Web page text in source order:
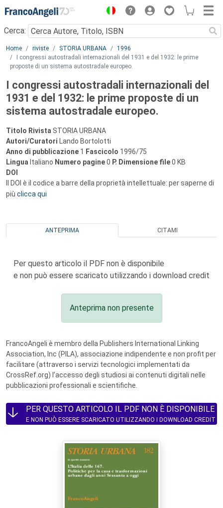
Menu
Cerca:
Main content
Home riviste STORIA URBANA
1996
I congressi autostradali internazionali del 1931 e del 1932: le prime
proposte di un sistema autostradale europeo.
I congressi autostradali internazionali del
1931 e del 1932: le prime proposte di un
sistema autostradale europeo.
Titolo Rivista STORIA URBANA
Autori/Curatori Lando Bortolotti
Anno di pubblicazione 1 Fascicolo 1996/75
Lingua Italiano Numero pagine0 P. Dimensione file0 KB
DOI
Il DOI è il codice a barre della proprietà intellettuale: per saperne di
più clicca qui
ANTEPRIMA CITAMI
Per questo articolo il PDF non è disponibile
e non può essere scaricato utilizzando i download credit
Anteprima non presente
FrancoAngeli è membro della Publishers International Linking
Association, Inc (PILA), associazione indipendente e non profit per
facilitare (attraverso i servizi tecnologici implementati da
CrossRef.org) l’accesso degli studiosi ai contenuti digitali nelle
pubblicazioni professionali e scientifiche.
PER QUESTO ARTICOLO IL PDF NON È DISPONIBILE
E NON PUÒ ESSERE SCARICATO UTILIZZANDO I DOWNLOAD CREDIT